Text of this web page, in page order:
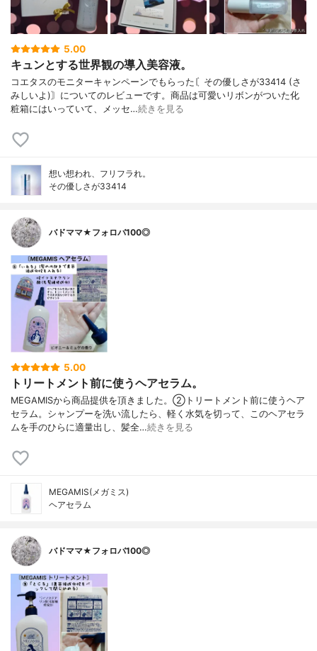
5.00
キュンとする世界観の導入美容液。
コエタスのモニターキャンペーンでもらった〘その優しさが33414 (さ
みしいよ)〙についてのレビューです。商品は可愛いリボンがついた化
粧箱にはいっていて、メッセ…続きを見る
想い想われ、フリフラれ。
その優しさが33414
バドママ★フォロバ100◎
5.00
トリートメント前に使うヘアセラム。
MEGAMISから商品提供を頂きました。②トリートメント前に使うヘア
セラム。シャンプーを洗い流したら、軽く水気を切って、このヘアセラ
ムを手のひらに適量出し、髪全…続きを見る
MEGAMIS(メガミス)
ヘアセラム
バドママ★フォロバ100◎